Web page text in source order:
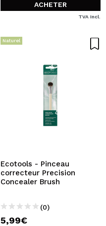
ACHETER
TVA Incl.
Naturel
Ecotools - Pinceau
correcteur Precision
Concealer Brush
(0)
5,99€